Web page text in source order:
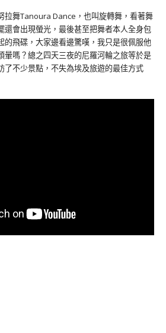
拉舞Tanoura Dance，也叫旋轉舞，看著舞
還會出現螢光，最後甚至把舞者本人全身包
的飛碟，大家邊看邊驚嘆，我只是很佩服他
暈嗎？總之四天三夜的尼羅河輪之旅等於是
了不少景點，不失為埃及旅遊的最佳方式